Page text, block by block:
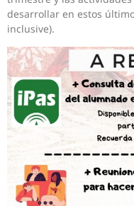
desarrollar en estos
inclusive).